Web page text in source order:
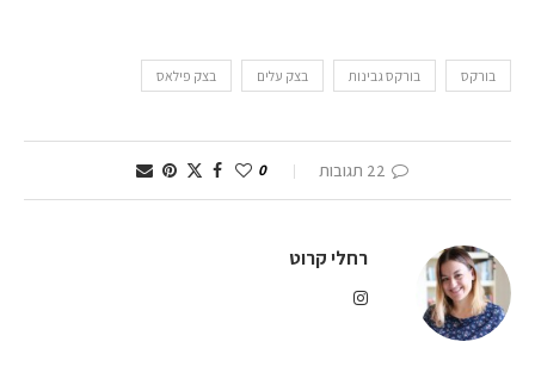
בורקס בורקס גבינות בצק עלים בצק פילאס
22 תגובות 0
רחלי קרוט